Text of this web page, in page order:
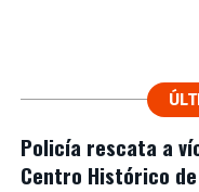
Policía rescata a
Centro Histórico